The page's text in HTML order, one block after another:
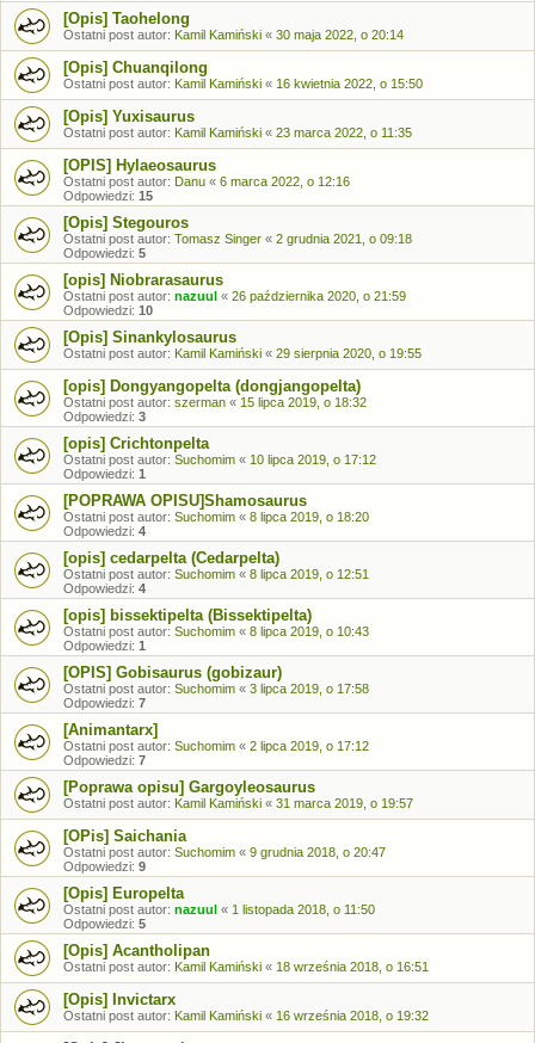
[Opis] Taohelong
Ostatni post autor: Kamil Kamiński « 30 maja 2022, o 20:14
[Opis] Chuanqilong
Ostatni post autor: Kamil Kamiński « 16 kwietnia 2022, o 15:50
[Opis] Yuxisaurus
Ostatni post autor: Kamil Kamiński « 23 marca 2022, o 11:35
[OPIS] Hylaeosaurus
Ostatni post autor: Danu « 6 marca 2022, o 12:16
Odpowiedzi: 15
[Opis] Stegouros
Ostatni post autor: Tomasz Singer « 2 grudnia 2021, o 09:18
Odpowiedzi: 5
[opis] Niobrarasaurus
Ostatni post autor: nazuul « 26 października 2020, o 21:59
Odpowiedzi: 10
[Opis] Sinankylosaurus
Ostatni post autor: Kamil Kamiński « 29 sierpnia 2020, o 19:55
[opis] Dongyangopelta (dongjangopelta)
Ostatni post autor: szerman « 15 lipca 2019, o 18:32
Odpowiedzi: 3
[opis] Crichtonpelta
Ostatni post autor: Suchomim « 10 lipca 2019, o 17:12
Odpowiedzi: 1
[POPRAWA OPISU]Shamosaurus
Ostatni post autor: Suchomim « 8 lipca 2019, o 18:20
Odpowiedzi: 4
[opis] cedarpelta (Cedarpelta)
Ostatni post autor: Suchomim « 8 lipca 2019, o 12:51
Odpowiedzi: 4
[opis] bissektipelta (Bissektipelta)
Ostatni post autor: Suchomim « 8 lipca 2019, o 10:43
Odpowiedzi: 1
[OPIS] Gobisaurus (gobizaur)
Ostatni post autor: Suchomim « 3 lipca 2019, o 17:58
Odpowiedzi: 7
[Animantarx]
Ostatni post autor: Suchomim « 2 lipca 2019, o 17:12
Odpowiedzi: 7
[Poprawa opisu] Gargoyleosaurus
Ostatni post autor: Kamil Kamiński « 31 marca 2019, o 19:57
[OPis] Saichania
Ostatni post autor: Suchomim « 9 grudnia 2018, o 20:47
Odpowiedzi: 9
[Opis] Europelta
Ostatni post autor: nazuul « 1 listopada 2018, o 11:50
Odpowiedzi: 5
[Opis] Acantholipan
Ostatni post autor: Kamil Kamiński « 18 września 2018, o 16:51
[Opis] Invictarx
Ostatni post autor: Kamil Kamiński « 16 września 2018, o 19:32